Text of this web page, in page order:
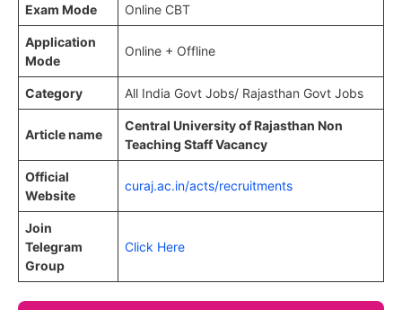
Exam Mode Online CBT
Application
Mode
Online + Offline
Category All India Govt Jobs/ Rajasthan Govt Jobs
Article name
Central University of Rajasthan Non
Teaching Staff Vacancy
Official
Website
curaj.ac.in/acts/recruitments
Join
Telegram
Group
Click Here